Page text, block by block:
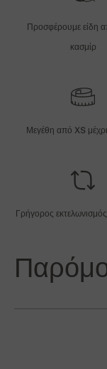
Προσφέρουμε είδη
κασμίρ
Μεγέθη από XS
Γρήγορος